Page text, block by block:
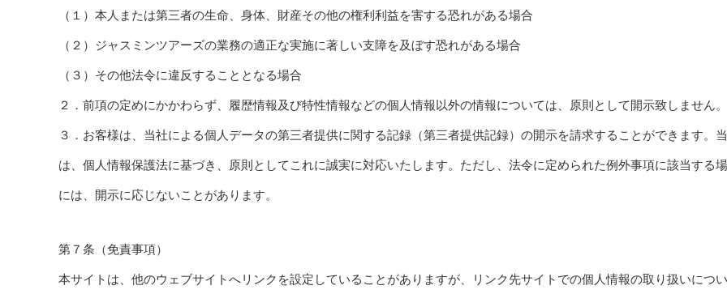
（１）本人または第三者の生命、身体、財産その他の権利利益を害する恐れがある場合
（２）ジャスミンツアーズの業務の適正な実施に著しい支障を及ぼす恐れがある場合
（３）その他法令に違反することとなる場合
２．前項の定めにかかわらず、履歴情報及び特性情報などの個人情報以外の情報については、原則として開示致しません。
３．お客様は、当社による個人データの第三者提供に関する記録（第三者提供記録）の開示を請求することができます。
は、個人情報保護法に基づき、原則としてこれに誠実に対応いたします。ただし、法令に定められた例外事項に該当する
には、開示に応じないことがあります。
第７条（免責事項）
本サイトは、他のウェブサイトへリンクを設定していることがありますが、リンク先サイトでの個人情報の取り扱いにつ